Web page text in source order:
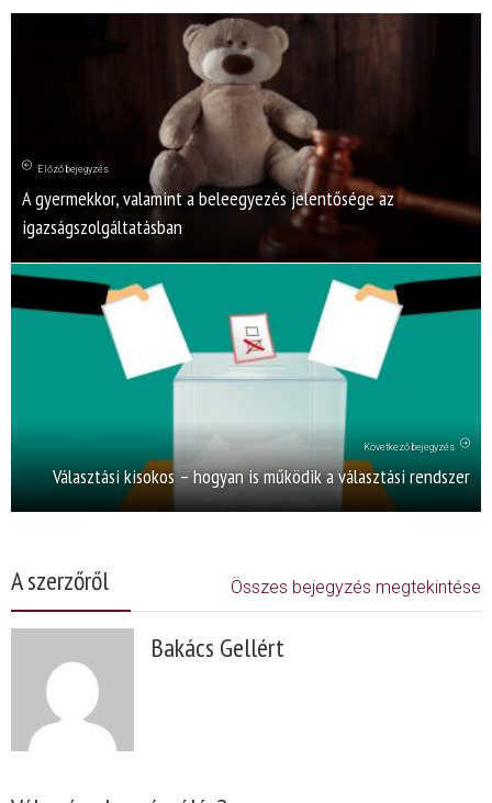
Előző bejegyzés
A gyermekkor, valamint a beleegyezés jelentősége az
igazságszolgáltatásban
Következő bejegyzés
Választási kisokos – hogyan is működik a választási rendszer
A szerzőről Összes bejegyzés megtekintése
Bakács Gellért